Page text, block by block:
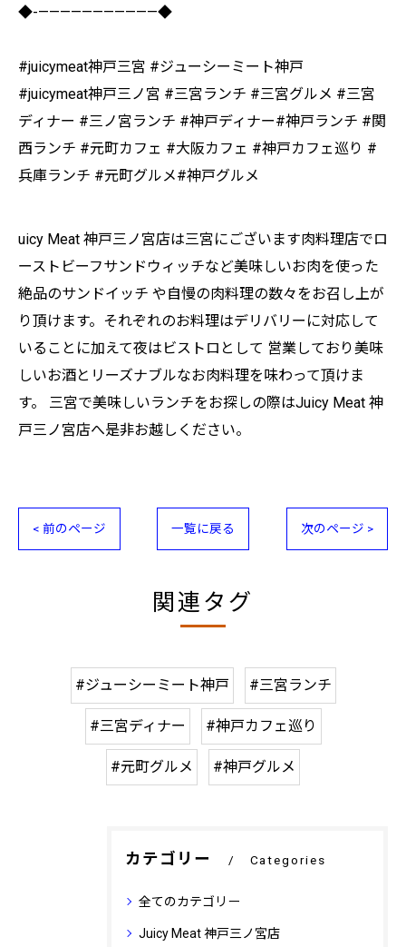
◆-———————————◆
#juicymeat神戸三宮 #ジューシーミート神戸
#juicymeat神戸三ノ宮 #三宮ランチ #三宮グルメ #三宮
ディナー #三ノ宮ランチ #神戸ディナー#神戸ランチ #関
西ランチ #元町カフェ #大阪カフェ #神戸カフェ巡り #
兵庫ランチ #元町グルメ#神戸グルメ
uicy Meat 神戸三ノ宮店は三宮にございます肉料理店でロ
ーストビーフサンドウィッチなど美味しいお肉を使った
絶品のサンドイッチ や自慢の肉料理の数々をお召し上が
り頂けます。それぞれのお料理はデリバリーに対応して
いることに加えて夜はビストロとして 営業しており美味
しいお酒とリーズナブルなお肉料理を味わって頂けま
す。 三宮で美味しいランチをお探しの際はJuicy Meat 神
戸三ノ宮店へ是非お越しください。
< 前のページ 一覧に戻る 次のページ >
関連タグ
#ジューシーミート神戸 #三宮ランチ
#三宮ディナー #神戸カフェ巡り
#元町グルメ #神戸グルメ
カテゴリー Categories
全てのカテゴリー
Juicy Meat 神戸三ノ宮店